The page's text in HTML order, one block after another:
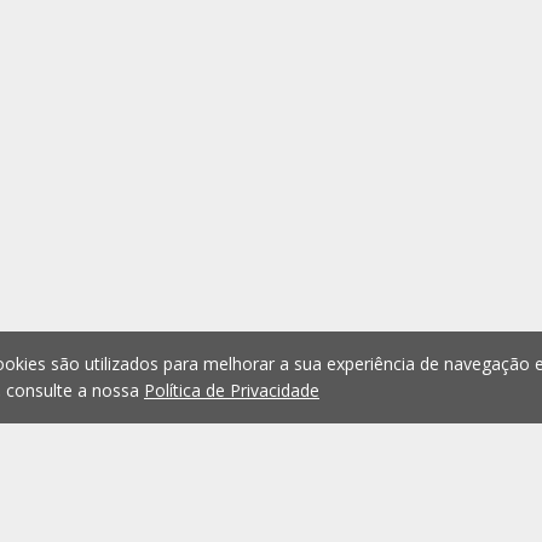
são utilizados para melhorar a sua experiência de navegação
a nossa Política de Privacidade